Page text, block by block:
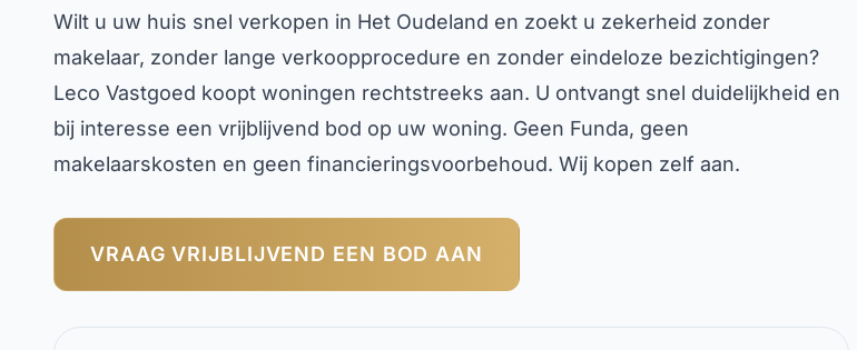
Wilt u uw huis snel verkopen in Het Oudeland en zoekt u zekerheid zonder
makelaar, zonder lange verkoopprocedure en zonder eindeloze bezichtigingen?
Leco Vastgoed koopt woningen rechtstreeks aan. U ontvangt snel duidelijkheid en
bij interesse een vrijblijvend bod op uw woning. Geen Funda, geen
makelaarskosten en geen financieringsvoorbehoud. Wij kopen zelf aan.
VRAAG VRIJBLIJVEND EEN BOD AAN